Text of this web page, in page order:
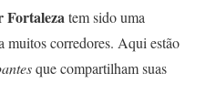
tem sido uma
muitos corredores. Aqui estão
que compartilham suas